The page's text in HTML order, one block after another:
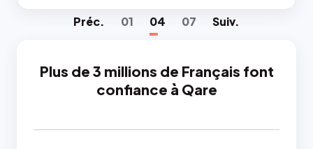
Préc. 01 04 07 Suiv.
Plus de 3 millions de Français font
confiance à Qare